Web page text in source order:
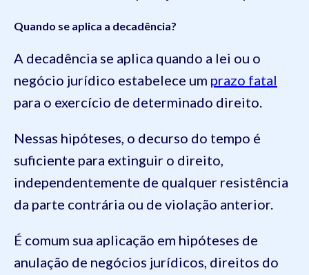
Quando se aplica a decadência?
A decadência se aplica quando a lei ou o
negócio jurídico estabelece um prazo fatal
para o exercício de determinado direito.
Nessas hipóteses, o decurso do tempo é
suficiente para extinguir o direito,
independentemente de qualquer resistência
da parte contrária ou de violação anterior.
É comum sua aplicação em hipóteses de
anulação de negócios jurídicos, direitos do